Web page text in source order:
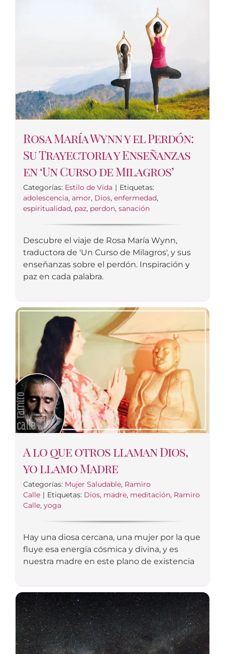
Rosa María Wynn y el Perdón:
Su Trayectoria y Enseñanzas
en ‘Un Curso de Milagros’
Categorías: Estilo de Vida | Etiquetas:
adolescencia, amor, Dios, enfermedad,
espiritualidad, paz, perdon, sanación
Descubre el viaje de Rosa María Wynn,
traductora de 'Un Curso de Milagros', y sus
enseñanzas sobre el perdón. Inspiración y
paz en cada palabra.
A lo que otros llaman Dios,
yo llamo Madre
Categorías: Mujer Saludable, Ramiro
Calle | Etiquetas: Dios, madre, meditación, Ramiro
Calle, yoga
Hay una diosa cercana, una mujer por la que
fluye esa energía cósmica y divina, y es
nuestra madre en este plano de existencia